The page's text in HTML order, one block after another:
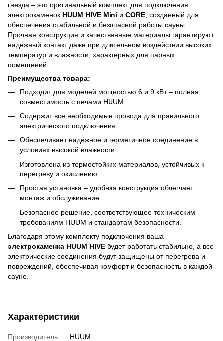
гнезда – это оригинальный комплект для подключения
электрокаменок HUUM HIVE Mini и CORE , созданный для
обеспечения стабильной и безопасной работы сауны.
Прочная конструкция и качественные материалы гарантируют
надёжный контакт даже при длительном воздействии высоких
температур и влажности, характерных для парных
помещений.
Преимущества товара:
Подходит для моделей мощностью 6 и 9 кВт – полная
совместимость с печами HUUM.
Содержит все необходимые провода для правильного
электрического подключения.
Обеспечивает надёжное и герметичное соединение в
условиях высокой влажности.
Изготовлена из термостойких материалов, устойчивых к
перегреву и окислению.
Простая установка – удобная конструкция облегчает
монтаж и обслуживание.
Безопасное решение, соответствующее техническим
требованиям HUUM и стандартам безопасности.
Благодаря этому комплекту подключения ваша
электрокаменка HUUM HIVE будет работать стабильно, а все
электрические соединения будут защищены от перегрева и
повреждений, обеспечивая комфорт и безопасность в каждой
сауне.
Характеристики
Производитель
HUUM